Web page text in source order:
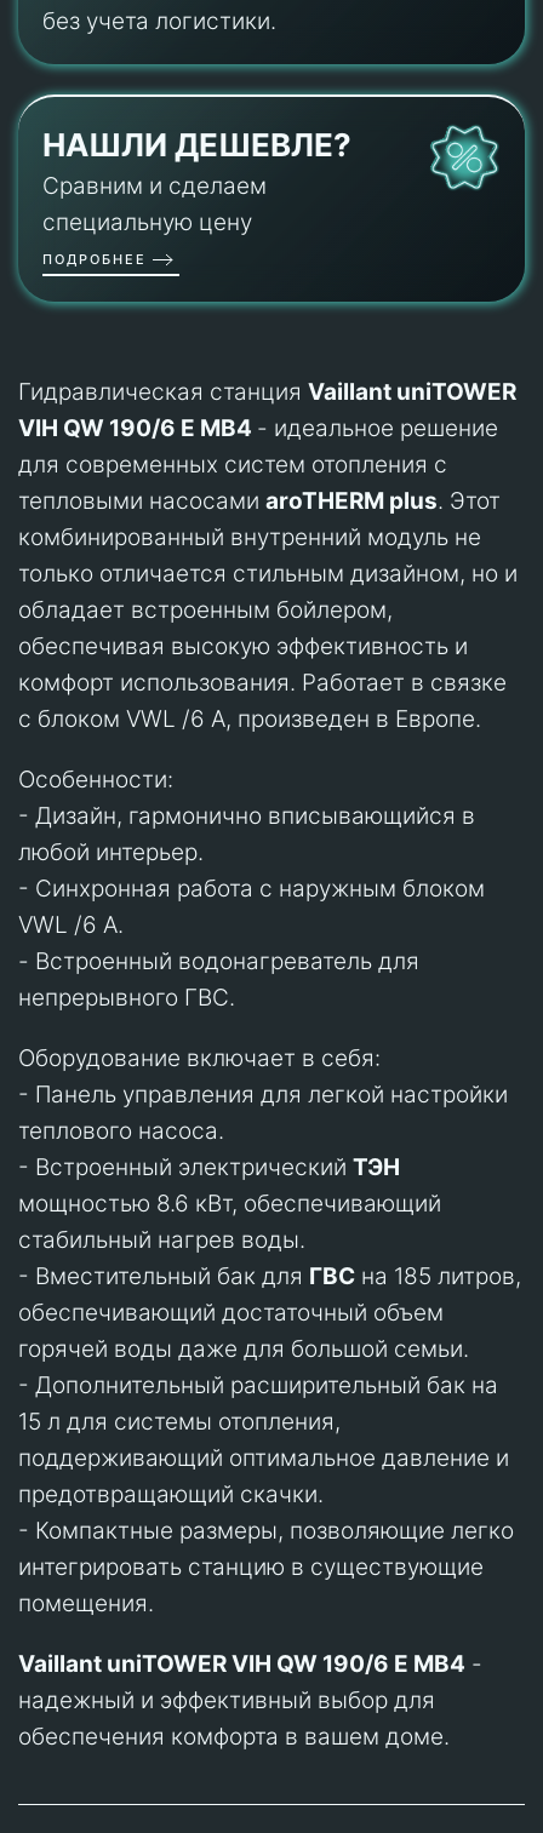
без учета логистики.
НАШЛИ ДЕШЕВЛЕ?
Сравним и сделаем
специальную цену
ПОДРОБНЕЕ
Гидравлическая станция Vaillant uniTOWER
VIH QW 190/6 E MB4 - идеальное решение
для современных систем отопления с
тепловыми насосами aroTHERM plus. Этот
комбинированный внутренний модуль не
только отличается стильным дизайном, но и
обладает встроенным бойлером,
обеспечивая высокую эффективность и
комфорт использования. Работает в связке
с блоком VWL /6 A, произведен в Европе.
Особенности:
- Дизайн, гармонично вписывающийся в
любой интерьер.
- Синхронная работа с наружным блоком
VWL /6 A.
- Встроенный водонагреватель для
непрерывного ГВС.
Оборудование включает в себя:
- Панель управления для легкой настройки
теплового насоса.
- Встроенный электрический ТЭН
мощностью 8.6 кВт, обеспечивающий
стабильный нагрев воды.
- Вместительный бак для ГВС на 185 литров,
обеспечивающий достаточный объем
горячей воды даже для большой семьи.
- Дополнительный расширительный бак на
15 л для системы отопления,
поддерживающий оптимальное давление и
предотвращающий скачки.
- Компактные размеры, позволяющие легко
интегрировать станцию в существующие
помещения.
Vaillant uniTOWER VIH QW 190/6 E MB4 -
надежный и эффективный выбор для
обеспечения комфорта в вашем доме.